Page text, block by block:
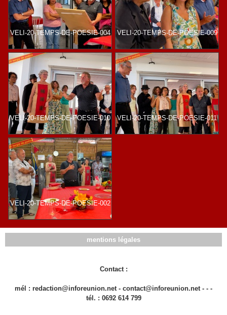
VELI-20-TEMPS-DE-POESIE-004 VELI-20-TEMPS-DE-POESIE-009
VELI-20-TEMPS-DE-POESIE-010 VELI-20-TEMPS-DE-POESIE-011
VELI-20-TEMPS-DE-POESIE-002
mentions légales
Contact :
mél : redaction@inforeunion.net - contact@inforeunion.net - - -
tél. : 0692 614 799